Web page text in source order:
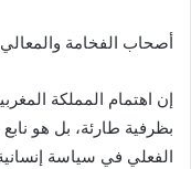
أصحاب الفخامة
إن اهتمام المملكة
بظرفية طارئة، بل هو
الفعلي في سياسة